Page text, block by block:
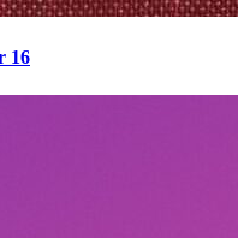
16